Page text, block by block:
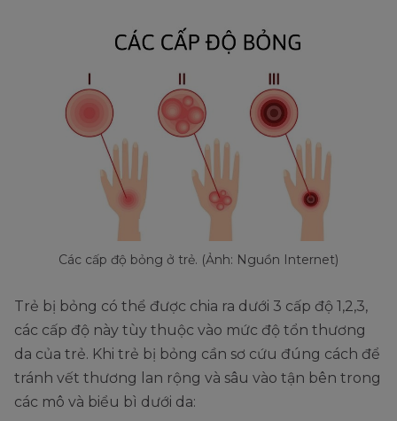
Các cấp độ bỏng ở trẻ. (Ảnh: Nguồn Internet)
Trẻ bị bỏng có thể được chia ra dưới 3 cấp độ 1,2,3,
các cấp độ này tùy thuộc vào mức độ tổn thương
da của trẻ. Khi trẻ bị bỏng cần sơ cứu đúng cách để
tránh vết thương lan rộng và sâu vào tận bên trong
các mô và biểu bì dưới da: